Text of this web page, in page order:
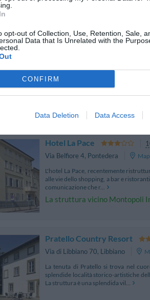
opt-out of Collection, Use, Retention, Sale,
Data that Is Unrelated with the
CONFIRM
Data Deletion Data Access
L'Hotel Calamidoro è un'antica
ristrutturate. Dispone di 70 camere
Hotel La Pace
Via Belfiore 4, Pontedera
L'hotel La Pace, recentemente
alle vie dello shopping, a bar e
comunicazione che r...
La struttura vicino Montopoli
Pratello Country Resort
Via di Libbiano 70, Libbiano
La tenuta di Pratello si trova nel
splendide località storico-artistiche
La struttura è una splendida vil...